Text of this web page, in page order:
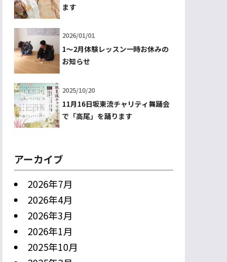
ます
2026/01/01
1～2月体験レッスン一時お休みの
お知らせ
2025/10/20
11月16日坂東流チャリティ舞踊会
で「高尾」を踊ります
アーカイブ
2026年7月
2026年4月
2026年3月
2026年1月
2025年10月